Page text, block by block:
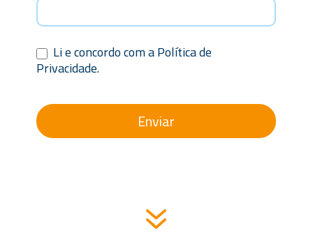
Privacidade.
Enviar
7